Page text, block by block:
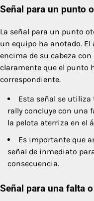
Señal para un punto
La señal para un punto
un equipo ha anotado.
encima de su cabeza
claramente que el punto
correspondiente.
Esta señal se
rally concluye con una
la pelota aterriza en el
Es importante que
señal de inmediato
consecuencia.
Señal para una falta